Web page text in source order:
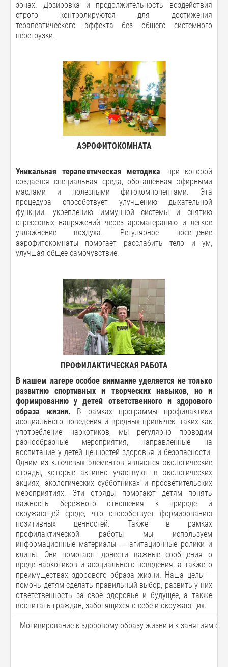
зонах. Дозировка и продолжительность воздействия
строго контролируются для достижения
терапевтического эффекта без общего системного
перегрузки.
АЭРОФИТОКОМНАТА
Уникальная терапевтическая методика, при которой
создаётся специальная среда, обогащённая эфирными
маслами и полезными фитокомпонентами. Эта
процедура способствует улучшению дыхательной
функции, укреплению иммунной системы и снятию
стрессовых напряжений через ароматерапию и лёгкое
увлажнение воздуха. Регулярное посещение
аэрофитокомнаты помогает расслабить тело и ум,
улучшая общее самочувствие.
ПРОФИЛАКТИЧЕСКАЯ РАБОТА
В нашем лагере особое внимание уделяется не только
развитию спортивных и творческих навыков, но и
формированию у детей ответственного и здорового
образа жизни. В рамках программы профилактики
асоциального поведения и вредных привычек, таких как
употребление наркотиков, мы регулярно проводим
разнообразные мероприятия, направленные на
воспитание у детей ценностей здоровья и безопасности.
Одним из ключевых элементов являются экологические
отряды, которые активно участвуют в экологических
акциях, экологических субботниках и просветительских
мероприятиях. Эти отряды помогают детям понять
важность бережного отношения к природе и
окружающей среде, что способствует формированию
позитивных ценностей. Также в рамках
профилактической работы мы используем
информационные материалы — агитационные ролики и
клипы. Они помогают донести важные сообщения о
вреде наркотиков и асоциального поведения, а также о
преимуществах здорового образа жизни. Наша цель —
помочь детям сделать правильный выбор, развить у них
ответственность за свое здоровье и будущее, а также
воспитать граждан, заботящихся о себе и окружающих.
Мотивирование к здоровому образу жизни и к занятиям